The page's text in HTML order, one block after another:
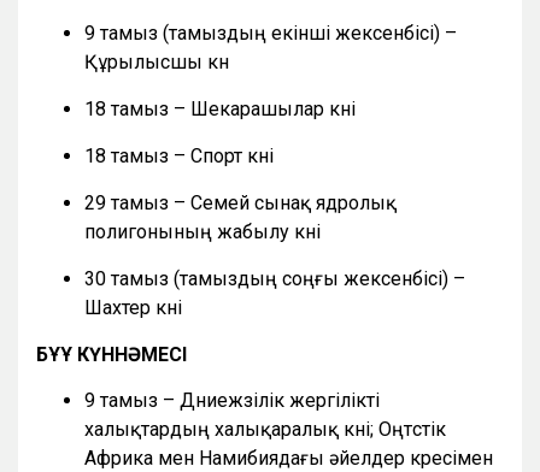
9 тамыз (тамыздың екінші жексенбісі) –
Құрылысшы күн
18 тамыз – Шекарашылар күні
18 тамыз – Спорт күні
29 тамыз – Семей сынақ ядролық
полигонының жабылу күні
30 тамыз (тамыздың соңғы жексенбісі) –
Шахтер күні
БҰҰ КҮННӘМЕСІ
9 тамыз – Дүниежүзілік жергілікті
халықтардың халықаралық күні; Оңтүстік
Африка мен Намибиядағы әйелдер күресімен